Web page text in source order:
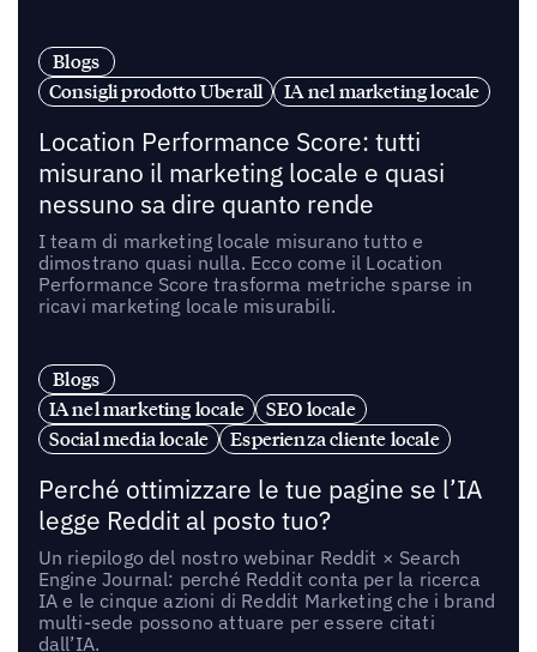
Blogs
Consigli prodotto Uberall
IA nel marketing locale
Location Performance Score: tutti
misurano il marketing locale e quasi
nessuno sa dire quanto rende
I team di marketing locale misurano tutto e
dimostrano quasi nulla. Ecco come il Location
Performance Score trasforma metriche sparse in
ricavi marketing locale misurabili.
Blogs
IA nel marketing locale
SEO locale
Social media locale
Esperienza cliente locale
Perché ottimizzare le tue pagine se l’IA
legge Reddit al posto tuo?
Un riepilogo del nostro webinar Reddit × Search
Engine Journal: perché Reddit conta per la ricerca
IA e le cinque azioni di Reddit Marketing che i brand
multi-sede possono attuare per essere citati
dall’IA.